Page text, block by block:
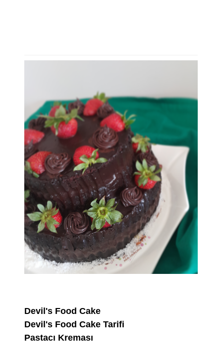
Devil's Food Cake
Devil's Food Cake Tarifi
Pastacı Kreması